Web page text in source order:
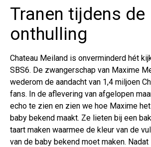
Tranen tijdens de
onthulling
Chateau Meiland is onverminderd hét
SBS6. De zwangerschap van Maxime
wederom de aandacht van 1,4 miljoen
fans. In de aflevering van afgelopen
echo te zien en zien we hoe Maxime
baby bekend maakt. Ze lieten bij een
taart maken waarmee de kleur van de
van de baby bekend moet maken.